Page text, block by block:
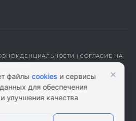
|СОГЛАСИЕ НА
ДАННЫХ
оборудование и
на этом ресурсе не является
файлыcookies и сервисы
для обеспечения
улучшения качества
×